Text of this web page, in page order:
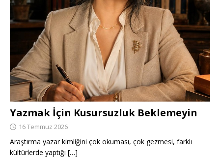
Yazmak İçin Kusursuzluk Beklemeyin
16 Temmuz 2026
Araştırma yazar kimliğini çok okuması, çok gezmesi, farklı
kültürlerde yaptığı […]